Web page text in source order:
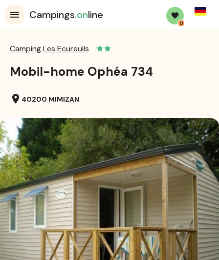
Campings.online
0
Camping Les Ecureuils
Mobil-home Ophéa 734
location_on 40200 MIMIZAN